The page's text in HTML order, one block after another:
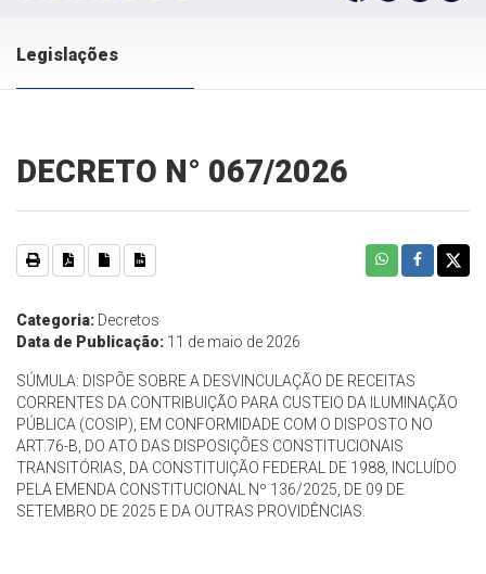
Legislações
DECRETO N° 067/2026
Categoria: Decretos
Data de Publicação: 11 de maio de 2026
SÚMULA: DISPÕE SOBRE A DESVINCULAÇÃO DE RECEITAS
CORRENTES DA CONTRIBUIÇÃO PARA CUSTEIO DA ILUMINAÇÃO
PÚBLICA (COSIP), EM CONFORMIDADE COM O DISPOSTO NO
ART.76-B, DO ATO DAS DISPOSIÇÕES CONSTITUCIONAIS
TRANSITÓRIAS, DA CONSTITUIÇÃO FEDERAL DE 1988, INCLUÍDO
PELA EMENDA CONSTITUCIONAL Nº 136/2025, DE 09 DE
SETEMBRO DE 2025 E DA OUTRAS PROVIDÊNCIAS.